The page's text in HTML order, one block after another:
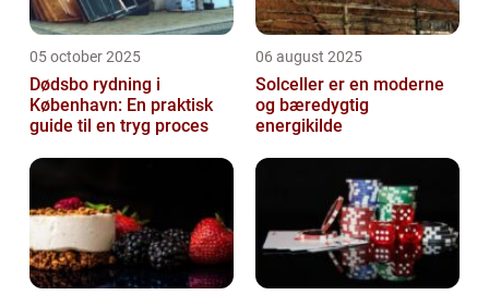
05 october 2025
Dødsbo rydning i
København: En praktisk
guide til en tryg proces
06 august 2025
Solceller er en moderne
og bæredygtig
energikilde